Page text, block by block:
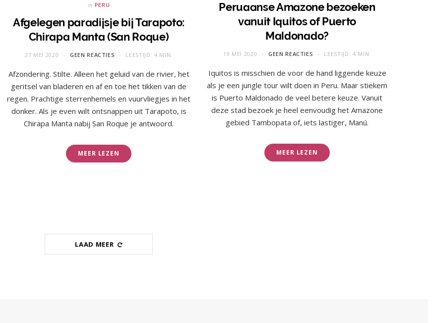
in PERU
Afgelegen paradijsje bij Tarapoto:
Chirapa Manta (San Roque)
27 MEI 2020 GEEN REACTIES LEESTIJD: 4 MIN.
Afzondering. Stilte. Alleen het geluid van de rivier, het
geritsel van bladeren en af en toe het tikken van de
regen. Prachtige sterrenhemels en vuurvliegjes in het
donker. Als je even wilt ontsnappen uit Tarapoto, is
Chirapa Manta nabij San Roque je antwoord.
MEER LEZEN
Peruaanse Amazone bezoeken
vanuit Iquitos of Puerto
Maldonado?
19 MEI 2020 GEEN REACTIES LEESTIJD: 4 MIN.
Iquitos is misschien de voor de hand liggende keuze
als je een jungle tour wilt doen in Peru. Maar stiekem
is Puerto Maldonado de veel betere keuze. Vanuit
deze stad bezoek je heel eenvoudig het Amazone
gebied Tambopata of, iets lastiger, Manú.
MEER LEZEN
LAAD MEER